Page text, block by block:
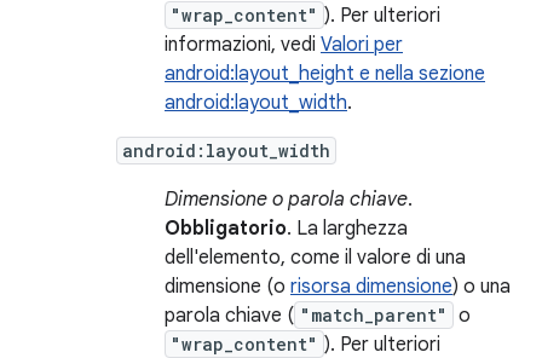
"wrap_content" ). Per ulteriori
informazioni, vedi Valori per
android:layout_height e nella sezione
android:layout_width.
android:layout_width
Dimensione o parola chiave.
Obbligatorio. La larghezza
dell'elemento, come il valore di una
dimensione (o risorsa dimensione) o una
parola chiave ( "match_parent" o
"wrap_content" ). Per ulteriori